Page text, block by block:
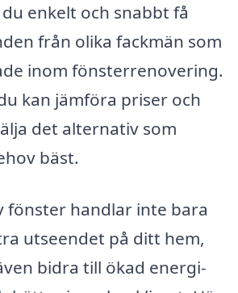
enkelt och snabbt få
från olika fackmän som
inom fönsterrenovering.
kan jämföra priser och
det alternativ som
bäst.
fönster handlar inte bara
utseendet på ditt hem,
bidra till ökad energi-